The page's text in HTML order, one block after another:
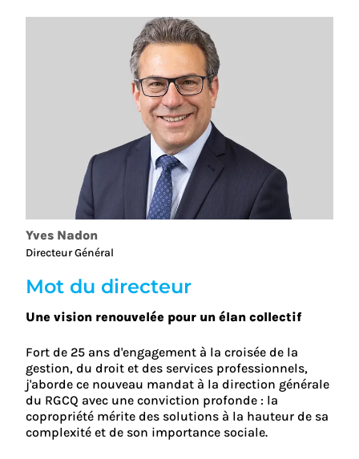
Yves Nadon
Directeur Général
Mot du directeur
Une vision renouvelée pour un élan collectif
Fort de 25 ans d'engagement à la croisée de la
gestion, du droit et des services professionnels,
j'aborde ce nouveau mandat à la direction générale
du RGCQ avec une conviction profonde : la
copropriété mérite des solutions à la hauteur de sa
complexité et de son importance sociale.